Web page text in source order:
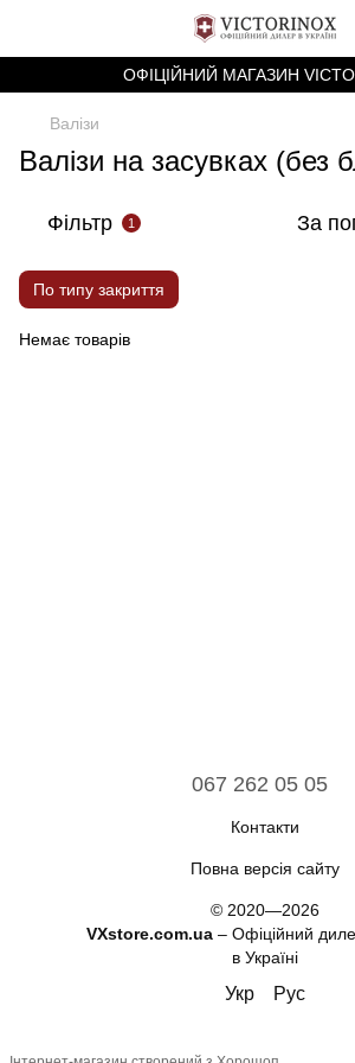
ОФІЦІЙНИЙ МАГАЗИН
Валізи
Валізи на засувках (без
Фільтр 1 За
По типу закриття
Немає товарів
067 262 05 05
Контакти
Повна версія сайту
© 2020—2026
VXstore.com.ua – Офіційний
в Україні
Укр Рус